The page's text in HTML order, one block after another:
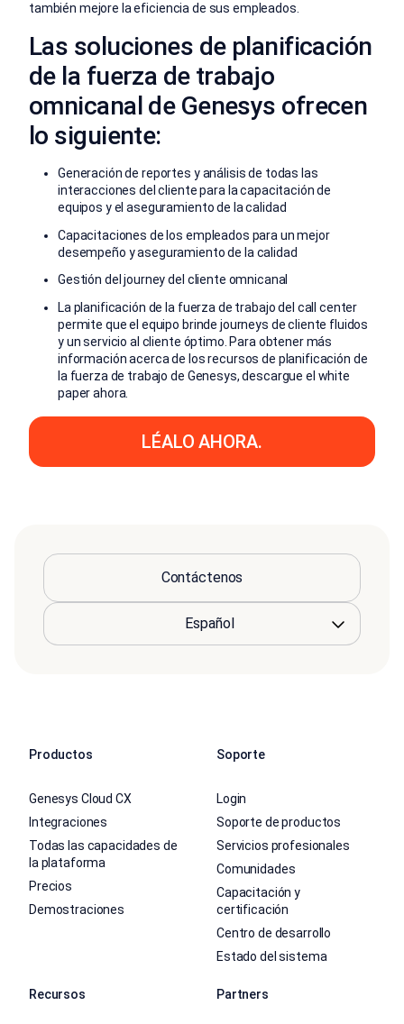
también mejore la eficiencia de sus empleados.
Las soluciones de planificación
de la fuerza de trabajo
omnicanal de Genesys ofrecen
lo siguiente:
Generación de reportes y análisis de todas las
interacciones del cliente para la capacitación de
equipos y el aseguramiento de la calidad
Capacitaciones de los empleados para un mejor
desempeño y aseguramiento de la calidad
Gestión del journey del cliente omnicanal
La planificación de la fuerza de trabajo del call center
permite que el equipo brinde journeys de cliente fluidos
y un servicio al cliente óptimo. Para obtener más
información acerca de los recursos de planificación de
la fuerza de trabajo de Genesys, descargue el white
paper ahora.
LÉALO AHORA.
Contáctenos
Productos
Genesys Cloud CX
Integraciones
Todas las capacidades de
la plataforma
Precios
Demostraciones
Soporte
Login
Soporte de productos
Servicios profesionales
Comunidades
Capacitación y
certificación
Centro de desarrollo
Estado del sistema
Recursos Partners